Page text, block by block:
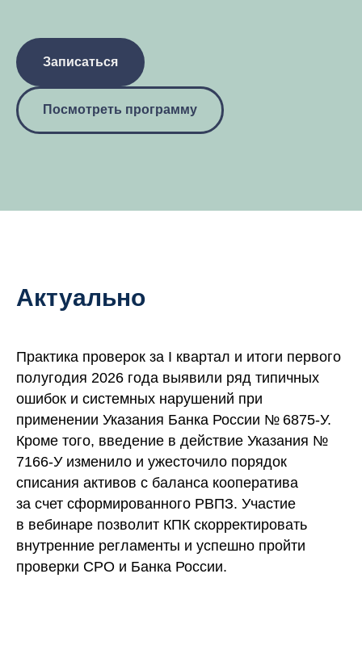
Записаться
Посмотреть программу
Актуально
Практика проверок за I квартал и итоги первого
полугодия 2026 года выявили ряд типичных
ошибок и системных нарушений при
применении Указания Банка России № 6875-У.
Кроме того, введение в действие Указания №
7166-У изменило и ужесточило порядок
списания активов с баланса кооператива
за счет сформированного РВПЗ. Участие
в вебинаре позволит КПК скорректировать
внутренние регламенты и успешно пройти
проверки СРО и Банка России.